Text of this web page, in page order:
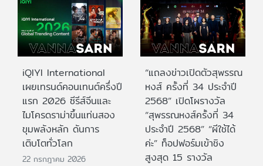
iQIYI International
เผยเทรนด์คอนเทนต์ครึ่งปี
แรก 2026 ซีรีส์จีนและ
ไมโครดราม่าขึ้นแท่นสอง
ขุมพลังหลัก ดันการ
เติบโตทั่วโลก
22 กรกฎาคม 2026
“แถลงข่าวเปิดตัวสุพรรณ
หงส์ ครั้งที่ 34 ประจำปี
2568” เปิดโผรางวัล
“สุพรรณหงส์ครั้งที่ 34
ประจำปี 2568” “ผีใช้ได้
ค่ะ” ท็อปฟอร์มเข้าชิง
สูงสุด 15 รางวัล